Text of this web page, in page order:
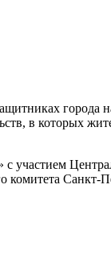
в которых
комитета Санкт-